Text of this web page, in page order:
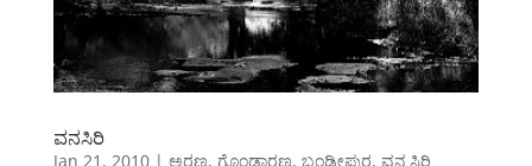
ವನಸಿರಿ
Jan 21, 2010| ಅರಣ್ಯ, ಗೊಂಡಾರಣ್ಯ, ಬಂಡೀಪುರ, ವನ್ಯಸಿರಿ